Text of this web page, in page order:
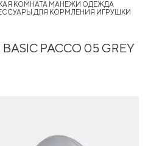
КОМНАТА МАНЕЖИ ОДЕЖДА
ДЛЯ КОРМЛЕНИЯ ИГРУШКИ
PACCO 05 GREY